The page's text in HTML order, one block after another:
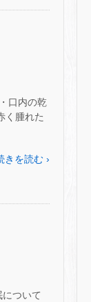
口内の乾
く腫れた
きを読む ›
ついて